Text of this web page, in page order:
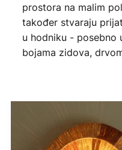
prostora na malim
također stvaraju
u hodniku - posebno
bojama zidova,